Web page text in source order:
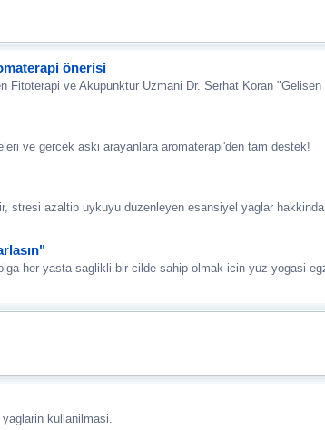
önerisi
ve Akupunktur Uzmani Dr. Serhat Koran "Gelisen
ve gercek aski arayanlara aromaterapi'den tam destek!
stresi azaltip uykuyu duzenleyen esansiyel yaglar hakkinda
her yasta saglikli bir cilde sahip olmak icin yuz yogasi
kullanilmasi.